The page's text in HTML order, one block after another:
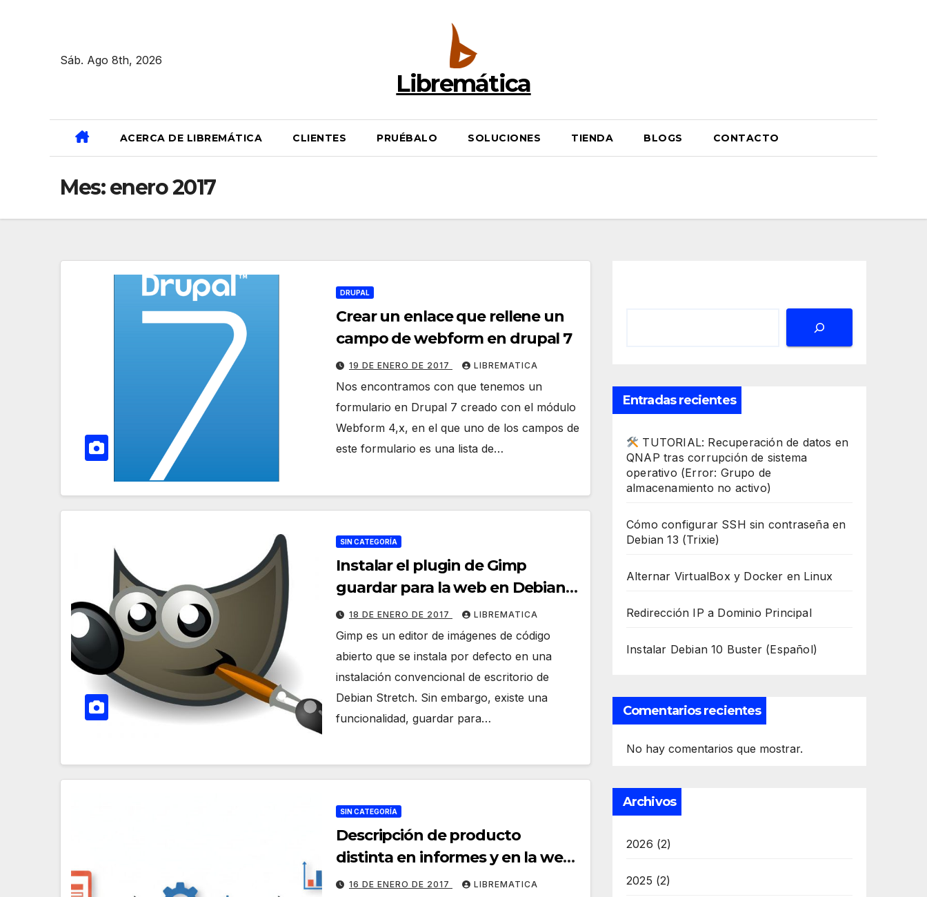
Sáb. Ago 8th, 2026
Libremática
ACERCA DE LIBREMÁTICA CLIENTES PRUÉBALO SOLUCIONES TIENDA BLOGS CONTACTO
Mes:enero 2017
DRUPAL
Crear un enlace que rellene un
campo de webform en drupal 7
19 DE ENERO DE 2017 LIBREMATICA
Nos encontramos con que tenemos un
formulario en Drupal 7 creado con el módulo
Webform 4,x, en el que uno de los campos de
este formulario es una lista de…
SIN CATEGORÍA
Instalar el plugin de Gimp
guardar para la web en Debian
Stretch
18 DE ENERO DE 2017 LIBREMATICA
Gimp es un editor de imágenes de código
abierto que se instala por defecto en una
instalación convencional de escritorio de
Debian Stretch. Sin embargo, existe una
funcionalidad, guardar para…
SIN CATEGORÍA
Descripción de producto
distinta en informes y en la web
en Odoo 8
16 DE ENERO DE 2017 LIBREMATICA
Entradas recientes
TUTORIAL: Recuperación de datos en
QNAP tras corrupción de sistema
operativo (Error: Grupo de
almacenamiento no activo)
Cómo configurar SSH sin contraseña en
Debian 13 (Trixie)
Alternar VirtualBox y Docker en Linux
Redirección IP a Dominio Principal
Instalar Debian 10 Buster (Español)
Comentarios recientes
No hay comentarios que mostrar.
Archivos
2026 (2)
2025 (2)